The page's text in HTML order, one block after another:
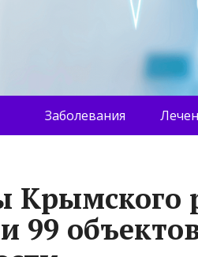
Заболевания
Крымского
99